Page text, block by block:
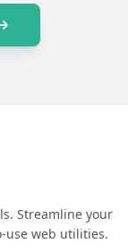
Streamline your
use web utilities.